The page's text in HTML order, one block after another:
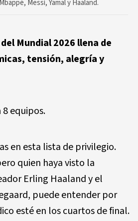
Messi, Yamal y Haaland.
Mundial 2026 llena de
tensión, alegría y
equipos.
en esta lista de privilegio.
quien haya visto la
Erling Haaland y el
puede entender por
esté en los cuartos de final.